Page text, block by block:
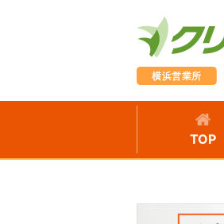
横浜営業所
TOP